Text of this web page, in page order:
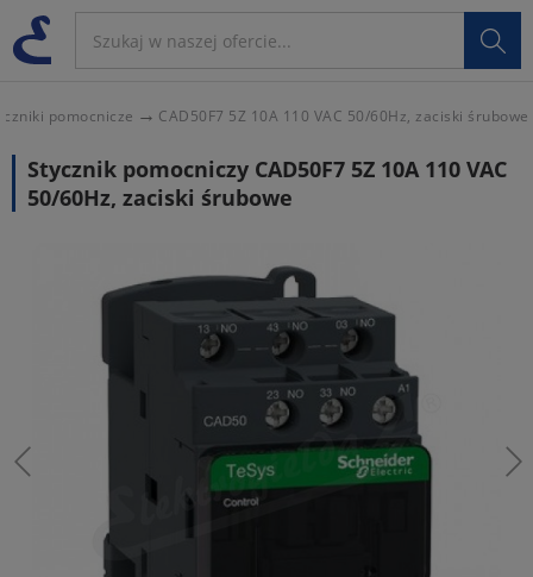

pomocnicze CAD50F7 5Z 10A 110 VAC 50/60Hz, zaciski śrubowe
Stycznik pomocniczy CAD50F7 5Z 10A 110 VAC
50/60Hz, zaciski śrubowe